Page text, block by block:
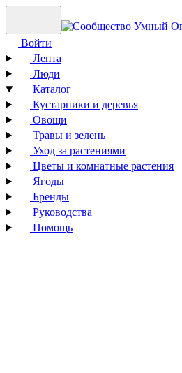
Войти
Лента
Люди
Каталог
Кустарники и деревья
Овощи
Травы и зелень
Уход за растениями
Цветы и комнатные растения
Ягоды
Бренды
Руководства
Помощь